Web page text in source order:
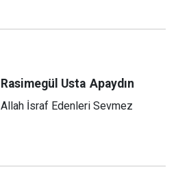
Rasimegül Usta Apaydın
Allah İsraf Edenleri Sevmez